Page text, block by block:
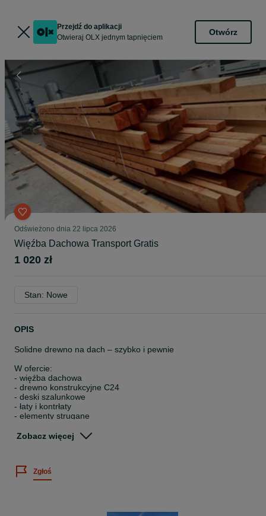
Przejdź do aplikacji
Otwieraj OLX jednym tapnięciem
Otwórz
Odświeżono dnia 22 lipca 2026
Więźba Dachowa Transport Gratis
1 020 zł
Stan: Nowe
OPIS
Solidne drewno na dach – szybko i pewnie
W ofercie:
- więźba dachowa
- drewno konstrukcyjne C24
- deski szalunkowe
- łaty i kontrłaty
- elementy strugane
Możliwość strugania, suszenia i impregnacji ciśnieniowej.
Gwarancja jakości.
Szybka realizacja i wygodne formy płatności – gotówka lub
Zadzwoń – pomożemy i doradzimy.
Zobacz więcej
Zgłoś